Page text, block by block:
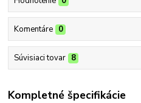
Komentáre 0
Súvisiaci tovar 8
Kompletné špecifikácie